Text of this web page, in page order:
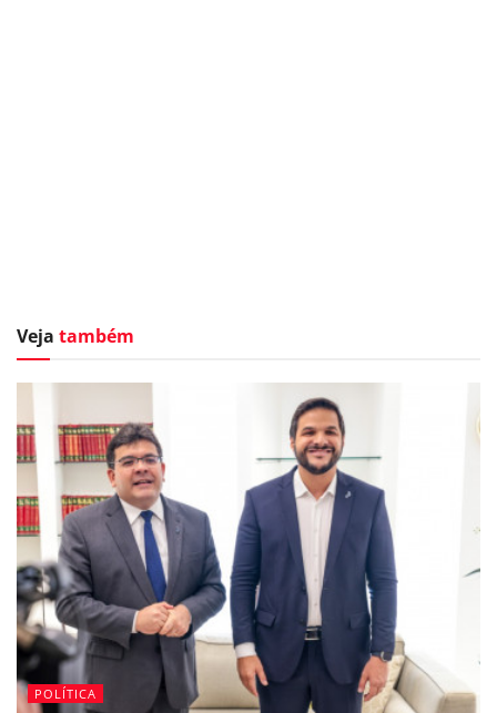
Veja também
POLÍTICA